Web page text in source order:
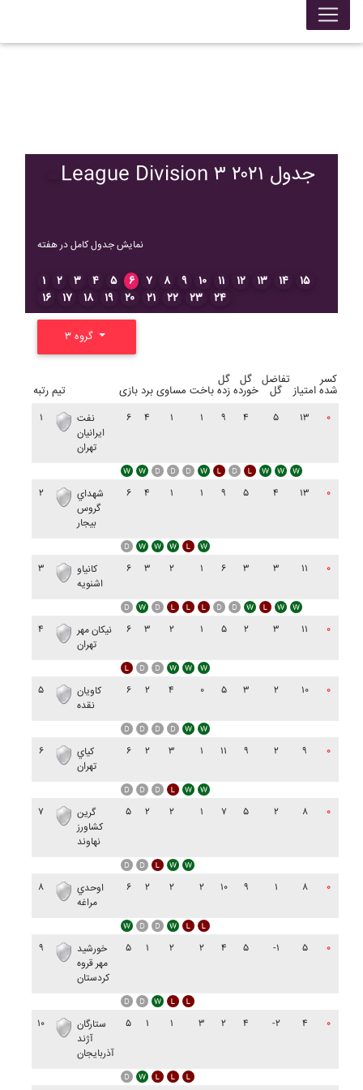
League Division ۳ ۲۰۲۱ جدول
نمایش جدول کامل در هفته
۱ ۲ ۳ ۴ ۵ ۶ ۷ ۸ ۹ ۱۰ ۱۱ ۱۲ ۱۳ ۱۴
۱۵
۱۶
۱۷ ۱۸ ۱۹ ۲۰ ۲۱ ۲۲ ۲۳ ۲۴
رتبه تیم بازی برد مساوی باخت
گل
زده
گل
خورده
تفاضل
گل امتیاز
کسر
شده
۱
نفت
ايرانيان
تهران
۶ ۴ ۱ ۱ ۹ ۴ ۵ ۱۳ ۰
۲
شهداي
گروس
بيجار
۶ ۴ ۱ ۱ ۹ ۵ ۴ ۱۳ ۰
۳
کانياو
اشنويه
۶ ۳ ۲ ۱ ۶ ۳ ۳ ۱۱ ۰
۴
نيکان مهر
تهران
۶ ۳ ۲ ۱ ۵ ۲ ۳ ۱۱ ۰
۵
کاويان
نقده
۶ ۲ ۴ ۰ ۵ ۳ ۲ ۱۰ ۰
۶
کياي
تهران
۶ ۲ ۳ ۱ ۱۱ ۹ ۲ ۹ ۰
۷
گرين
کشاورز
نهاوند
۵ ۲ ۲ ۱ ۷ ۵ ۲ ۸ ۰
۸
اوحدي
مراغه
۶ ۲ ۲ ۲ ۱۰ ۹ ۱ ۸ ۰
۹
خورشيد
مهر قروه
کردستان
۵ ۱ ۲ ۲ ۴ ۵ -۱ ۵ ۰
۱۰
ستارگان
آژند
آذربايجان
۵ ۱ ۱ ۳ ۲ ۴ -۲ ۴ ۰